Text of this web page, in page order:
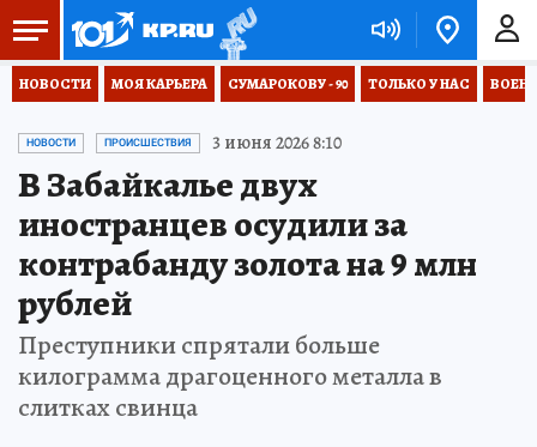
НОВОСТИ МОЯ КАРЬЕРА СУМАРОКОВУ - 90 ТОЛЬКО У НАС
НОВОСТИ ПРОИСШЕСТВИЯ 3 июня 2026 8:10
В Забайкалье двух
иностранцев осудили за
контрабанду золота на 9 млн
рублей
Преступники спрятали больше
килограмма драгоценного металла в
слитках свинца